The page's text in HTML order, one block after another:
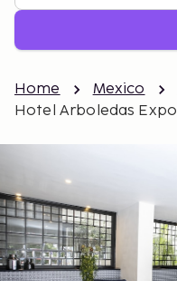
Home Mexico
Hotel Arboledas Expo